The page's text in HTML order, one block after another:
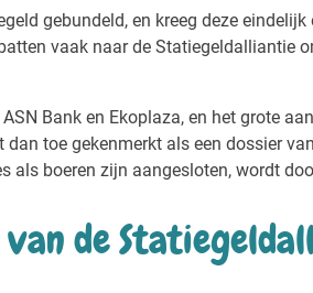
gebundeld, en kreeg deze
vaak naar de
Bank en Ekoplaza, en het grote
toe gekenmerkt als een dossier
boeren zijn aangesloten, wordt
de